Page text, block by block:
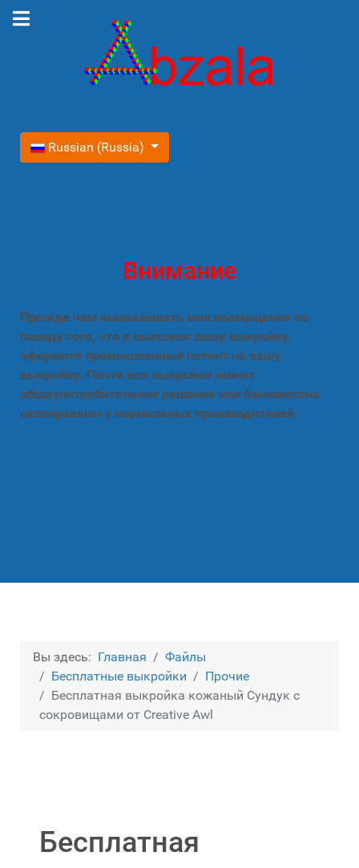
Выберите язык
Russian (Russia)
Внимание
Прежде чем высказывать мне возмущение по
поводу того, что я выложил вашу выкройку,
оформите промышленный патент на вашу
выкройку. Почти все выкройки имеют
общеупотребительное решение или бессовестно
скопированы у нормальных производителей.
Вы здесь: Главная
Файлы
Бесплатные выкройки
Прочие
Бесплатная выкройка кожаный Сундук с
сокровищами от Creative Awl
Бесплатная